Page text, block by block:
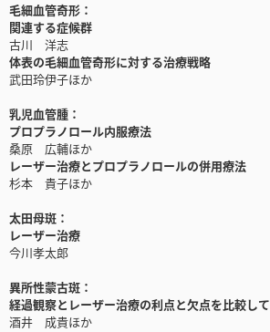
毛細血管奇形：
関連する症候群
古川 洋志
体表の毛細血管奇形に対する治療戦略
武田玲伊子ほか
乳児血管腫：
プロプラノロール内服療法
桑原 広輔ほか
レーザー治療とプロプラノロールの併用療法
杉本 貴子ほか
太田母斑：
レーザー治療
今川孝太郎
異所性蒙古斑：
経過観察とレーザー治療の利点と欠点を比較して
酒井 成貴ほか